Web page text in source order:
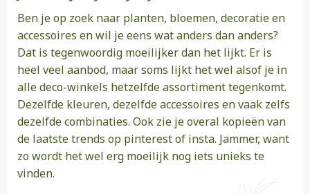
Ben je op zoek naar planten, bloemen, decoratie en
accessoires en wil je eens wat anders dan anders?
Dat is tegenwoordig moeilijker dan het lijkt. Er is
heel veel aanbod, maar soms lijkt het wel alsof je in
alle deco-winkels hetzelfde assortiment tegenkomt.
Dezelfde kleuren, dezelfde accessoires en vaak zelfs
dezelfde combinaties. Ook zie je overal kopieën van
de laatste trends op pinterest of insta. Jammer, want
zo wordt het wel erg moeilijk nog iets unieks te
vinden.